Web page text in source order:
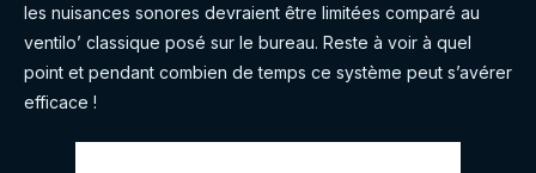
les nuisances sonores devraient être limitées comparé au
ventilo’ classique posé sur le bureau. Reste à voir à quel
point et pendant combien de temps ce système peut s’avérer
efficace !